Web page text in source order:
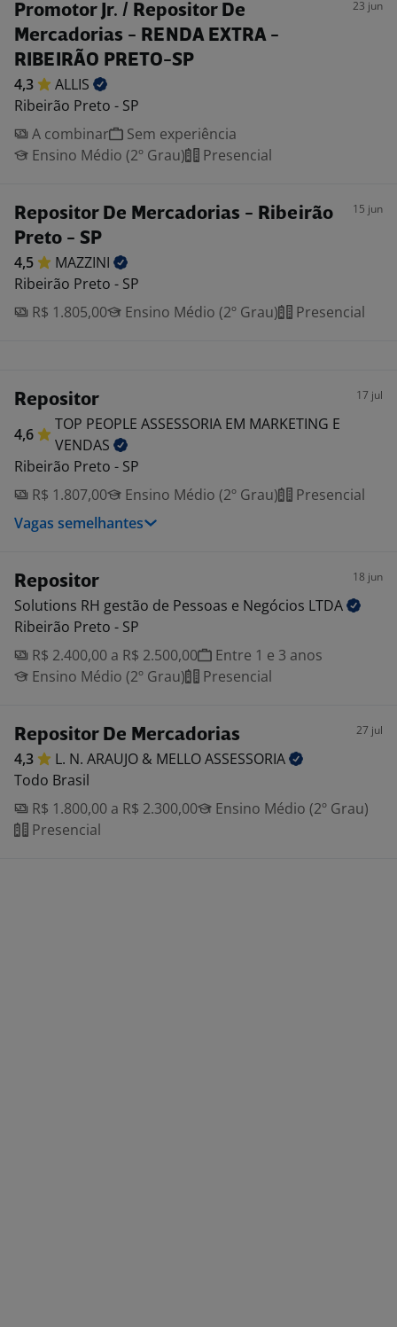
Promotor Jr. / Repositor De
Mercadorias - RENDA EXTRA -
RIBEIRÃO PRETO-SP
23 jun
4,3
ALLIS
Ribeirão Preto - SP
A combinar
Sem experiência
Ensino Médio (2º Grau)
Presencial
Repositor De Mercadorias - Ribeirão
Preto - SP
15 jun
4,5
MAZZINI
Ribeirão Preto - SP
R$ 1.805,00
Ensino Médio (2º Grau) Presencial
Repositor 17 jul
4,6
TOP PEOPLE ASSESSORIA EM MARKETING E
VENDAS
Ribeirão Preto - SP
R$ 1.807,00
Ensino Médio (2º Grau)
Presencial
Vagas semelhantes
Repositor 18 jun
Solutions RH gestão de Pessoas e Negócios LTDA
Ribeirão Preto - SP
R$ 2.400,00 a R$ 2.500,00
Entre 1 e 3 anos
Ensino Médio (2º Grau)
Presencial
Repositor De Mercadorias 27 jul
4,3 L. N. ARAUJO & MELLOASSESSORIA
Todo Brasil
R$ 1.800,00 a R$ 2.300,00
Ensino Médio (2º Grau)
Presencial